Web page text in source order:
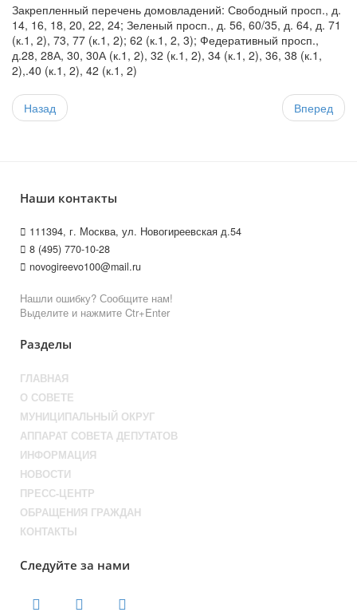
Закрепленный перечень домовладений: Свободный просп., д.
14, 16, 18, 20, 22, 24; Зеленый просп., д. 56, 60/35, д. 64, д. 71
(к.1, 2), 73, 77 (к.1, 2); 62 (к.1, 2, 3); Федеративный просп.,
д.28, 28А, 30, 30А (к.1, 2), 32 (к.1, 2), 34 (к.1, 2), 36, 38 (к.1,
2),.40 (к.1, 2), 42 (к.1, 2)
Назад Вперед
Наши контакты
111394, г. Москва, ул. Новогиреевская д.54
8 (495) 770-10-28
novogireevo100@mail.ru
Нашли ошибку? Сообщите нам!
Выделите и нажмите Ctr+Enter
Разделы
ГЛАВНАЯ
О СОВЕТЕ
МУНИЦИПАЛЬНЫЙ ОКРУГ
АППАРАТ СОВЕТА ДЕПУТАТОВ
ИНФОРМАЦИЯ
НОВОСТИ
ПРЕСС-ЦЕНТР
ОБРАЩЕНИЯ ГРАЖДАН
КОНТАКТЫ
Следуйте за нами